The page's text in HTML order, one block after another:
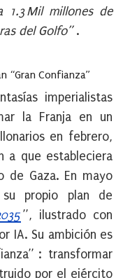
1.3 Mil millones de
del Golfo”.
“Gran Confianza”
imperialistas
la Franja en un
en febrero,
a que estableciera
de Gaza. En mayo
propio plan de
”, ilustrado con
IA. Su ambición es
: transformar
por el ejército